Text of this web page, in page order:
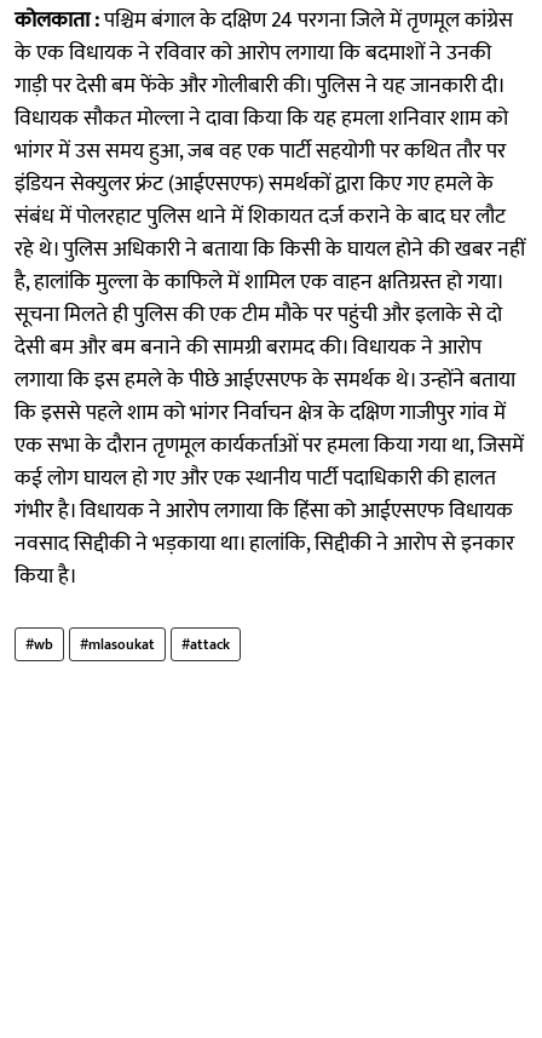
कोलकाता :पश्चिम बंगाल के दक्षिण 24 परगना जिले में तृणमूल कांग्रेस
के एक विधायक ने रविवार को आरोप लगाया कि बदमाशों ने उनकी
गाड़ी पर देसी बम फेंके और गोलीबारी की। पुलिस ने यह जानकारी दी।
विधायक सौकत मोल्ला ने दावा किया कि यह हमला शनिवार शाम को
भांगर में उस समय हुआ, जब वह एक पार्टी सहयोगी पर कथित तौर पर
इंडियन सेक्युलर फ्रंट (आईएसएफ) समर्थकों द्वारा किए गए हमले के
संबंध में पोलरहाट पुलिस थाने में शिकायत दर्ज कराने के बाद घर लौट
रहे थे। पुलिस अधिकारी ने बताया कि किसी के घायल होने की खबर नहीं
है, हालांकि मुल्ला के काफिले में शामिल एक वाहन क्षतिग्रस्त हो गया।
सूचना मिलते ही पुलिस की एक टीम मौके पर पहुंची और इलाके से दो
देसी बम और बम बनाने की सामग्री बरामद की। विधायक ने आरोप
लगाया कि इस हमले के पीछे आईएसएफ के समर्थक थे। उन्होंने बताया
कि इससे पहले शाम को भांगर निर्वाचन क्षेत्र के दक्षिण गाजीपुर गांव में
एक सभा के दौरान तृणमूल कार्यकर्ताओं पर हमला किया गया था, जिसमें
कई लोग घायल हो गए और एक स्थानीय पार्टी पदाधिकारी की हालत
गंभीर है। विधायक ने आरोप लगाया कि हिंसा को आईएसएफ विधायक
नवसाद सिद्दीकी ने भड़काया था। हालांकि, सिद्दीकी ने आरोप से इनकार
किया है।
#wb #mlasoukat #attack